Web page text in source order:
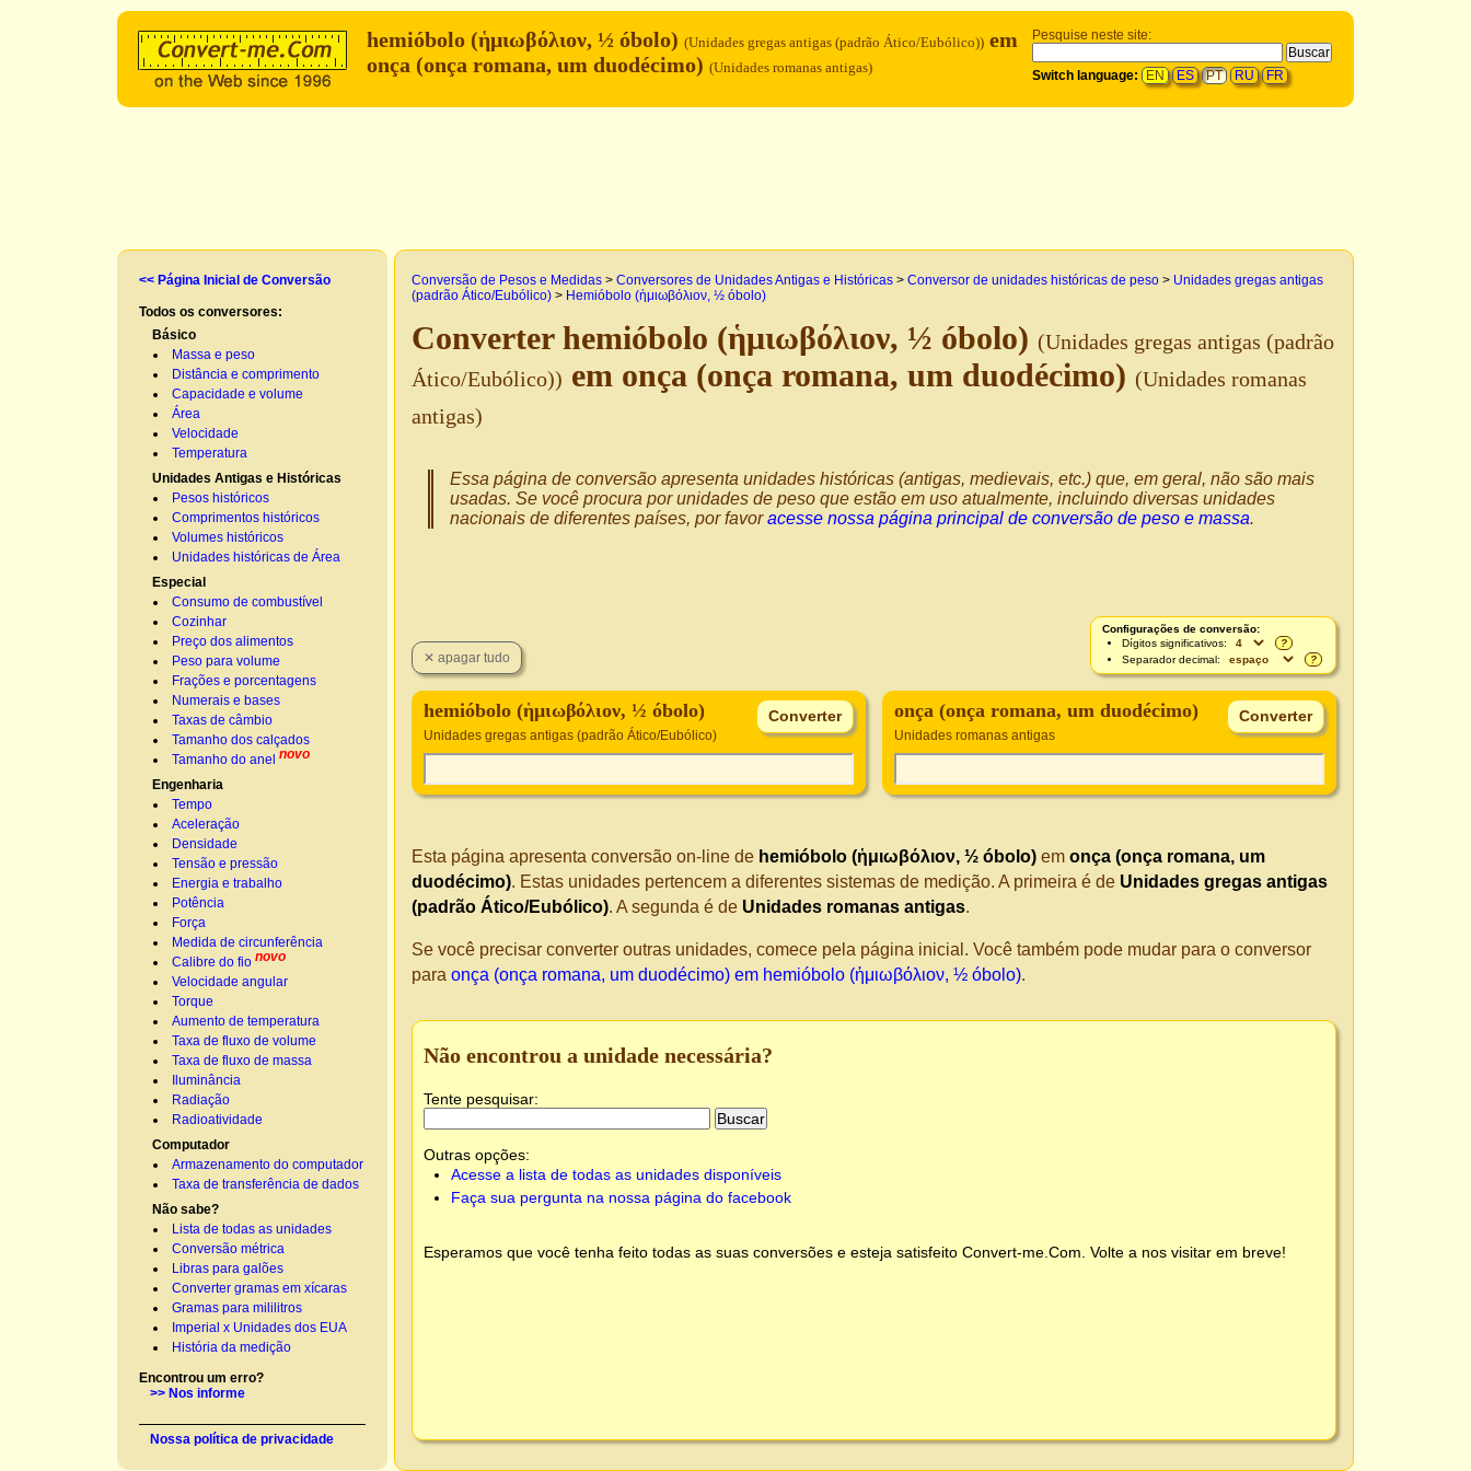
Pesquise neste site:
Switch language: EN ES PT RU FR
hemióbolo (ἡμιωβόλιον, ½ óbolo) (Unidades gregas antigas (padrão Ático/Eubólico)) em
onça (onça romana, um duodécimo) (Unidades romanas antigas)
<< Página Inicial de Conversão
Todos os conversores:
Básico
Massa e peso
Distância e comprimento
Capacidade e volume
Área
Velocidade
Temperatura
Unidades Antigas e Históricas
Pesos históricos
Comprimentos históricos
Volumes históricos
Unidades históricas de Área
Especial
Consumo de combustível
Cozinhar
Preço dos alimentos
Peso para volume
Frações e porcentagens
Numerais e bases
Taxas de câmbio
Tamanho dos calçados
Tamanho do anel novo
Engenharia
Tempo
Aceleração
Densidade
Tensão e pressão
Energia e trabalho
Potência
Força
Medida de circunferência
Calibre do fio novo
Velocidade angular
Torque
Aumento de temperatura
Taxa de fluxo de volume
Taxa de fluxo de massa
Iluminância
Radiação
Radioatividade
Computador
Armazenamento do computador
Taxa de transferência de dados
Não sabe?
Lista de todas as unidades
Conversão métrica
Libras para galões
Converter gramas em xícaras
Gramas para mililitros
Imperial x Unidades dos EUA
História da medição
Encontrou um erro?
>> Nos informe
Nossa política de privacidade
Conversão de Pesos e Medidas > Conversores de Unidades Antigas e Históricas > Conversor de unidades históricas de peso > Unidades gregas antigas
(padrão Ático/Eubólico) > Hemióbolo (ἡμιωβόλιον, ½ óbolo)
Converter hemióbolo (ἡμιωβόλιον, ½ óbolo) (Unidades gregas antigas (padrão
Ático/Eubólico)) em onça (onça romana, um duodécimo) (Unidades romanas
antigas)
Essa página de conversão apresenta unidades históricas (antigas, medievais, etc.) que, em geral, não são mais
usadas. Se você procura por unidades de peso que estão em uso atualmente, incluindo diversas unidades
nacionais de diferentes países, por favoracesse nossa página principal de conversão de peso e massa.
Configurações de conversão:
Dígitos significativos:
?
Separador decimal:
?
hemióbolo (ἡμιωβόλιον, ½ óbolo)
Unidades gregas antigas (padrão Ático/Eubólico)
onça (onça romana, um duodécimo)
Unidades romanas antigas
Esta página apresenta conversão on-line de hemióbolo (ἡμιωβόλιον, ½ óbolo) em onça (onça romana, um
duodécimo). Estas unidades pertencem a diferentes sistemas de medição. A primeira é de Unidades gregas antigas
(padrão Ático/Eubólico). A segunda é de Unidades romanas antigas.
Se você precisar converter outras unidades, comece pela página inicial. Você também pode mudar para o conversor
para onça (onça romana, um duodécimo) em hemióbolo (ἡμιωβόλιον, ½ óbolo).
Não encontrou a unidade necessária?
Tente pesquisar:
Outras opções:
Acesse a lista de todas as unidades disponíveis
Faça sua pergunta na nossa página do facebook
Esperamos que você tenha feito todas as suas conversões e esteja satisfeito Convert-me.Com . Volte a nos visitar em breve!